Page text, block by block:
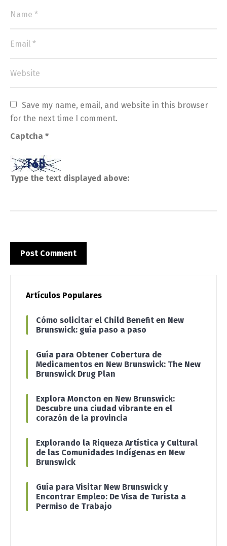
Save my name, email, and website in this browser
for the next time I comment.
Captcha *
Type the text displayed above:
Artículos Populares
Cómo solicitar el Child Benefit en New
Brunswick: guía paso a paso
Guía para Obtener Cobertura de
Medicamentos en New Brunswick: The New
Brunswick Drug Plan
Explora Moncton en New Brunswick:
Descubre una ciudad vibrante en el
corazón de la provincia
Explorando la Riqueza Artística y Cultural
de las Comunidades Indígenas en New
Brunswick
Guía para Visitar New Brunswick y
Encontrar Empleo: De Visa de Turista a
Permiso de Trabajo